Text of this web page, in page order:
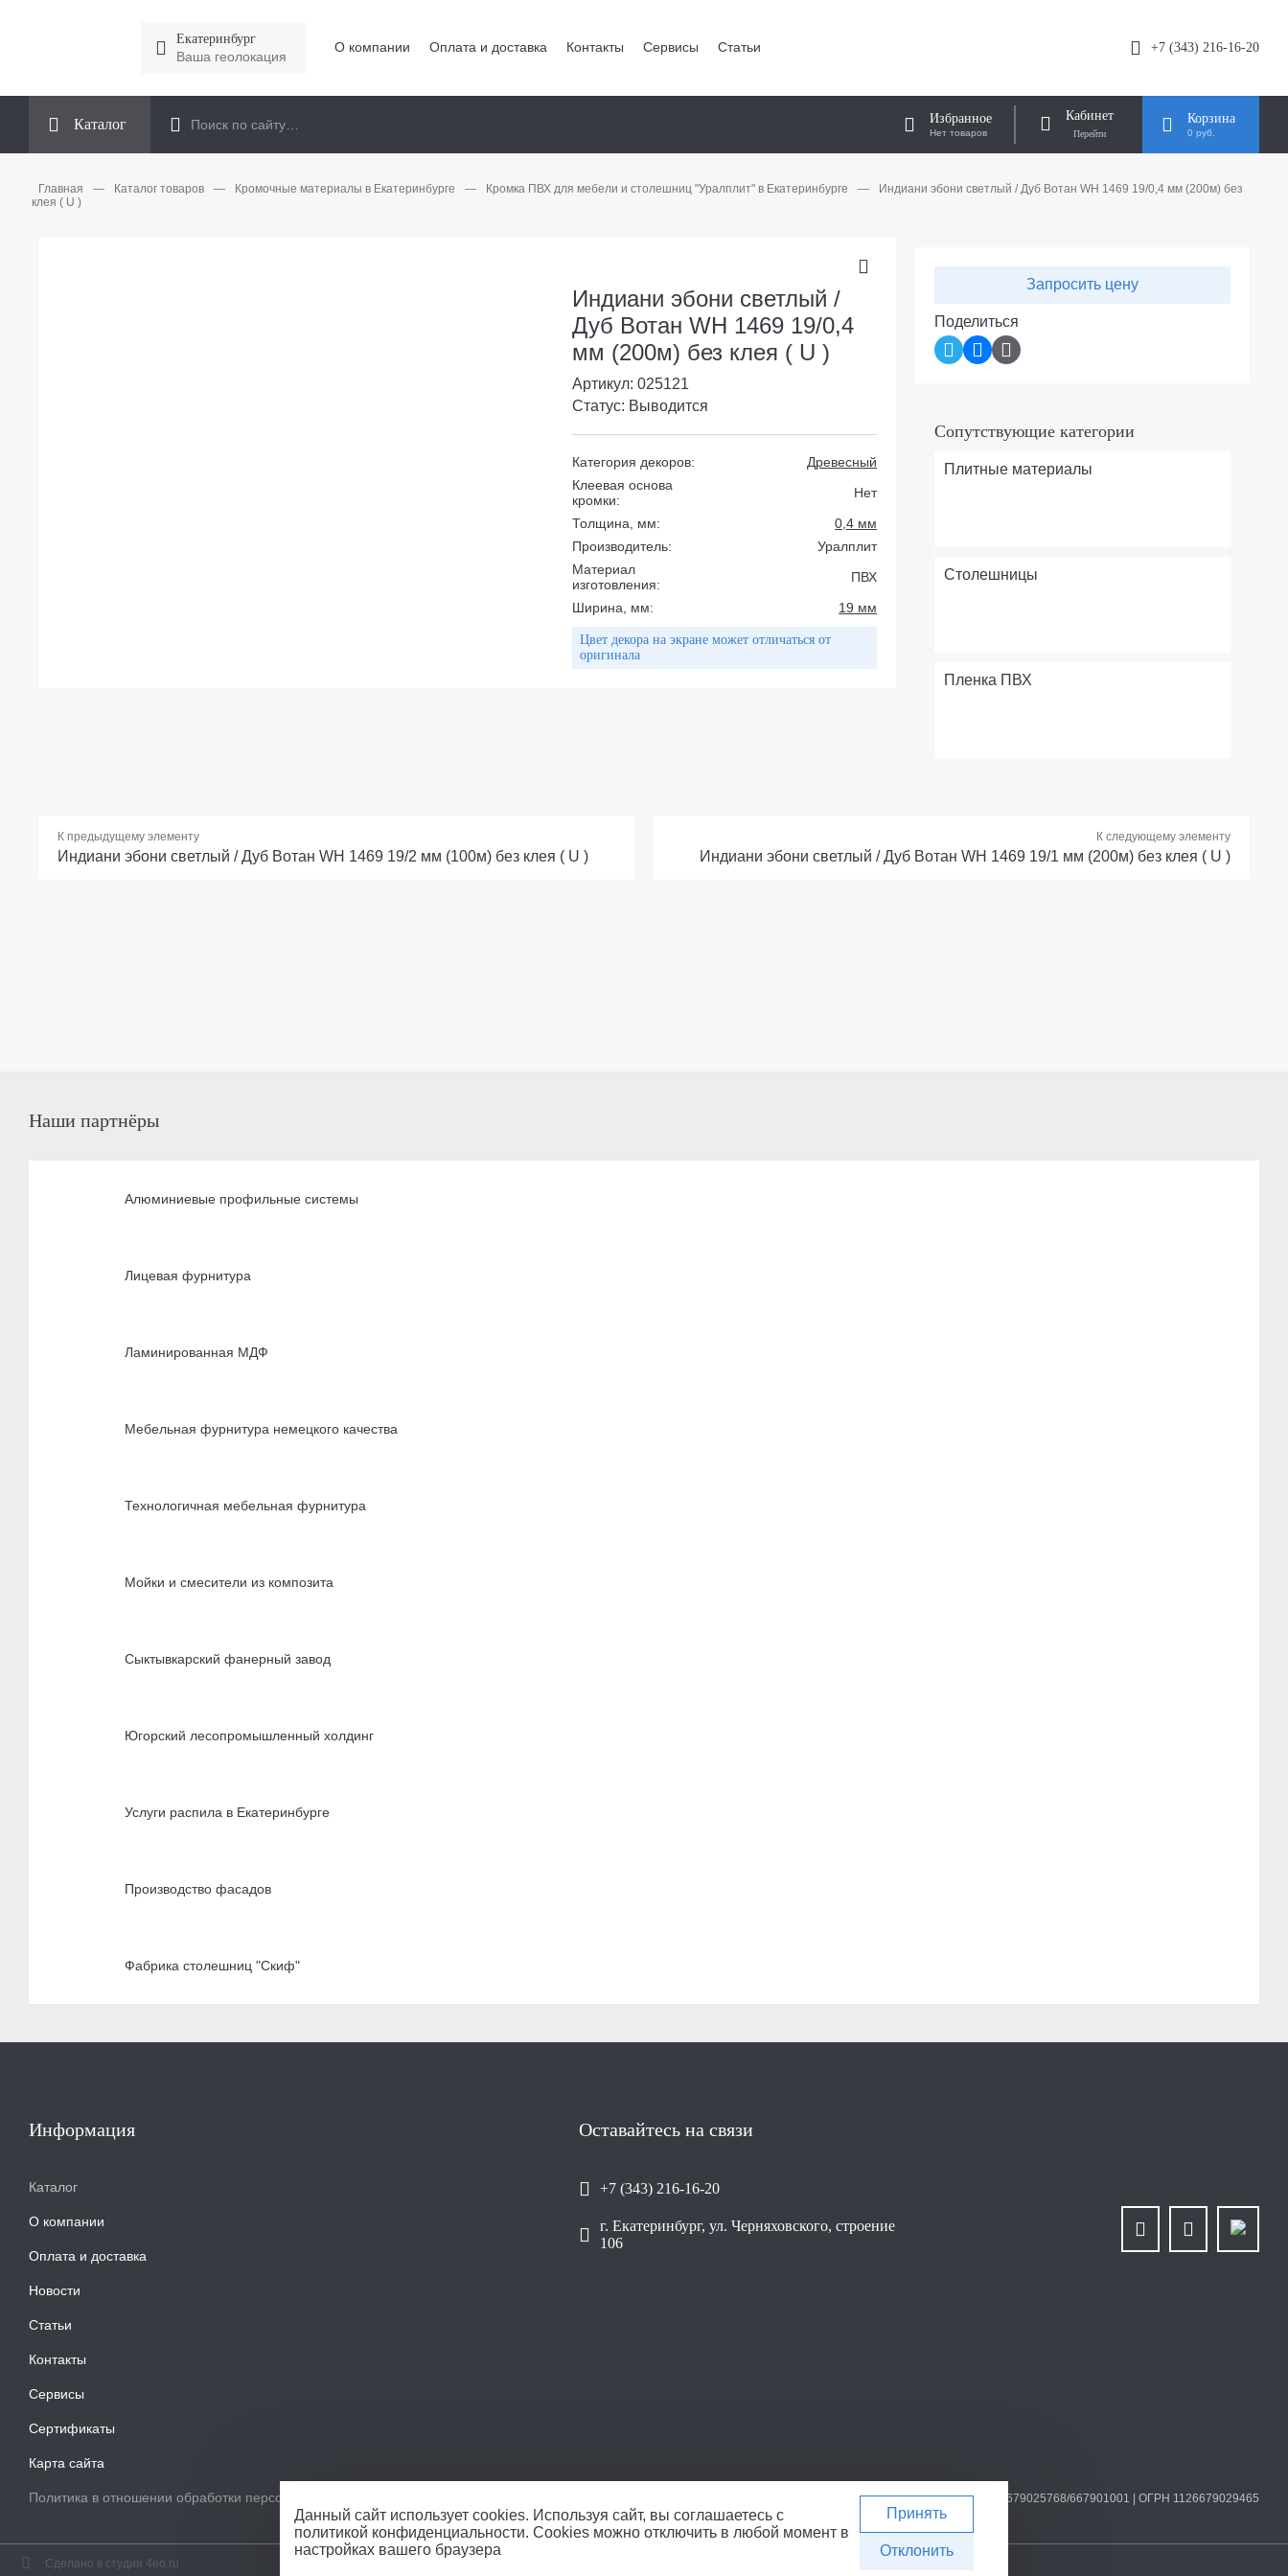
Екатеринбург
Ваша геолокация
О компании Оплата и доставка Контакты Сервисы Статьи +7 (343) 216-16-20
Каталог Избранное
Нет товаров
Кабинет Корзина
0 руб.
Главная — Каталог товаров — Кромочные материалы в Екатеринбурге — Кромка ПВХ для мебели и столешниц "Уралплит" в Екатеринбурге —
Индиани эбони светлый / Дуб Вотан WH 1469 19/0,4 мм (200м) без
клея ( U )
Запросить цену
Поделиться
Сопутствующие категории
Плитные материалы
Столешницы
Пленка ПВХ
Индиани эбони светлый /
Дуб Вотан WH 1469 19/0,4
мм (200м) без клея ( U )
Артикул: 025121
Статус: Выводится
Категория декоров:
Древесный
Клеевая основа
кромки:
Нет
Толщина, мм:
0,4 мм
Производитель:
Уралплит
Материал
изготовления:
ПВХ
Ширина, мм:
19 мм
Цвет декора на экране может отличаться от
оригинала
К предыдущему элементу
Индиани эбони светлый / Дуб Вотан WH 1469 19/2 мм (100м) без клея ( U )
К следующему элементу
Индиани эбони светлый / Дуб Вотан WH 1469 19/1 мм (200м) без клея ( U )
Наши партнёры
Алюминиевые профильные системы
Лицевая фурнитура
Ламинированная МДФ
Мебельная фурнитура немецкого качества
Технологичная мебельная фурнитура
Мойки и смесители из композита
Сыктывкарский фанерный завод
Югорский лесопромышленный холдинг
Услуги распила в Екатеринбурге
Производство фасадов
Фабрика столешниц "Скиф"
Информация
Каталог
О компании
Оплата и доставка
Новости
Статьи
Контакты
Сервисы
Сертификаты
Карта сайта
Политика в отношении обработки персональных данных
Оставайтесь на связи
+7 (343) 216-16-20
г. Екатеринбург, ул. Черняховского, строение
106
ООО «Уралплит» | ИНН/КПП 6679025768/667901001 | ОГРН 1126679029465
Сделано в студии 4eo.ru
Данный сайт использует cookies. Используя сайт, вы соглашаетесь с
политикой конфиденциальности. Cookies можно отключить в любой момент в
настройках вашего браузера
Принять
Отклонить